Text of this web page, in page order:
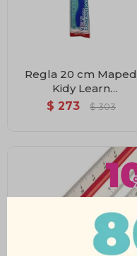
Regla 20 cm Maped
Kidy Learn
Concentración
$ 273 $ 303